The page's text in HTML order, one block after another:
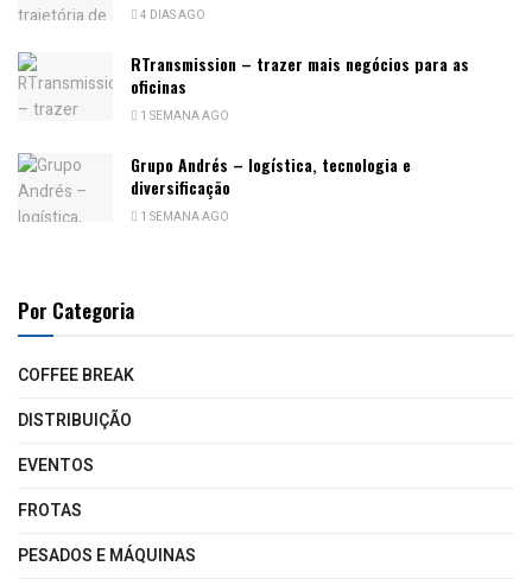
4 DIAS AGO
RTransmission – trazer mais negócios para as
oficinas
1 SEMANA AGO
Grupo Andrés – logística, tecnologia e
diversificação
1 SEMANA AGO
Por Categoria
COFFEE BREAK
DISTRIBUIÇÃO
EVENTOS
FROTAS
PESADOS E MÁQUINAS